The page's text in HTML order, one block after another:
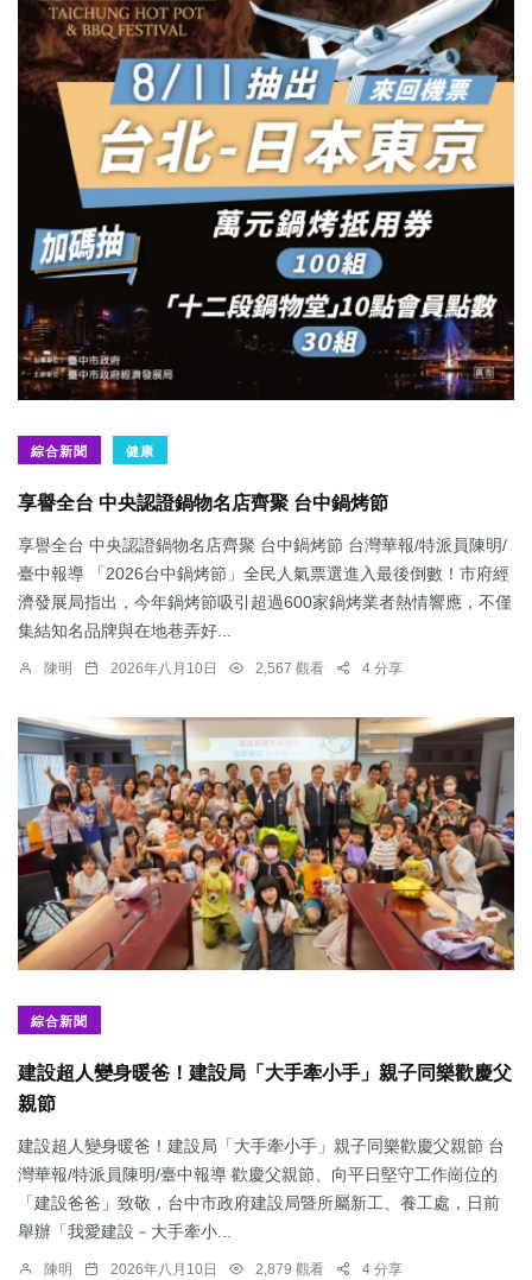
綜合新聞 健康
享譽全台 中央認證鍋物名店齊聚 台中鍋烤節
享譽全台 中央認證鍋物名店齊聚 台中鍋烤節 台灣華報/特派員陳明/
臺中報導 「2026台中鍋烤節」全民人氣票選進入最後倒數！市府經
濟發展局指出，今年鍋烤節吸引超過600家鍋烤業者熱情響應，不僅
集結知名品牌與在地巷弄好...
陳明 2026年八月10日 2,567 觀看 4 分享
綜合新聞
建設超人變身暖爸！建設局「大手牽小手」親子同樂歡慶父
親節
建設超人變身暖爸！建設局「大手牽小手」親子同樂歡慶父親節 台
灣華報/特派員陳明/臺中報導 歡慶父親節、向平日堅守工作崗位的
「建設爸爸」致敬，台中市政府建設局暨所屬新工、養工處，日前
舉辦「我愛建設－大手牽小...
陳明 2026年八月10日 2,879 觀看 4 分享